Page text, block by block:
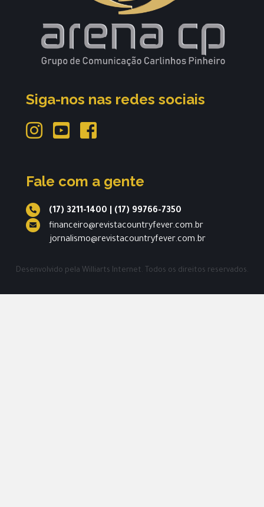
Siga-nos nas redes sociais
Fale com a gente
(17) 3211-1400
(17) 99766-7350
financeiro@revistacountryfever.com.br
jornalismo@revistacountryfever.com.br
Desenvolvido pela Williarts Internet. Todos os direitos reservados.